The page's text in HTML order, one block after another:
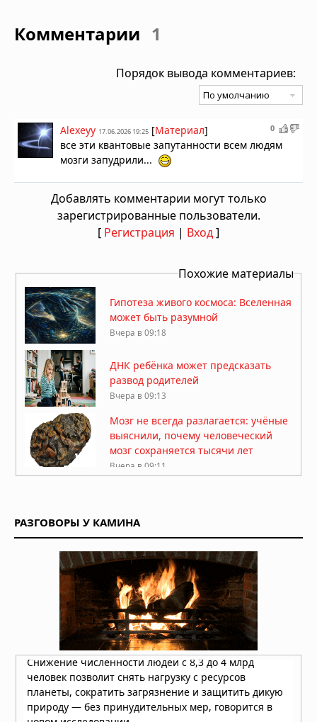
Комментарии 1
Порядок вывода комментариев:
0
Alexeyy 17.06.2026 19:25 [Материал]
все эти квантовые запутанности всем людям
мозги запудрили...
Добавлять комментарии могут только
зарегистрированные пользователи.
[ Регистрация | Вход]
Похожие материалы
Гипотеза живого космоса: Вселенная
может быть разумной
Вчера в 09:18
ДНК ребёнка может предсказать
развод родителей
Вчера в 09:13
Мозг не всегда разлагается: учёные
выяснили, почему человеческий
мозг сохраняется тысячи лет
Вчера в 09:11
Вчера в 09:06
Магнитное поле Земли
контролирует ваш разум и решения
Вчера в 08:24
Секрет мотивации раскрыт: в мозге
есть особые клетки
Вчера в 08:11
Неандертальцы исчезли из-за
слабых социальных связей,
выяснили учёные
Вчера в 08:08
РАЗГОВОРЫ У КАМИНА